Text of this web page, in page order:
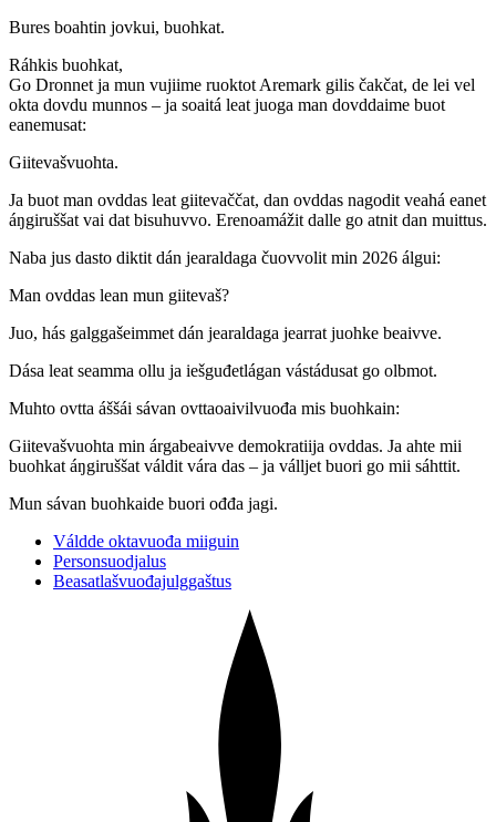
Bures boahtin jovkui, buohkat.
Ráhkis buohkat,
Go Dronnet ja mun vujiime ruoktot Aremark gilis čakčat, de lei vel
okta dovdu munnos – ja soaitá leat juoga man dovddaime buot
eanemusat:
Giitevašvuohta.
Ja buot man ovddas leat giitevaččat, dan ovddas nagodit veahá eanet
áŋgiruššat vai dat bisuhuvvo. Erenoamážit dalle go atnit dan muittus.
Naba jus dasto diktit dán jearaldaga čuovvolit min 2026 álgui:
Man ovddas lean mun giitevaš?
Juo, hás galggašeimmet dán jearaldaga jearrat juohke beaivve.
Dása leat seamma ollu ja iešguđetlágan vástádusat go olbmot.
Muhto ovtta áššái sávan ovttaoaivilvuođa mis buohkain:
Giitevašvuohta min árgabeaivve demokratiija ovddas. Ja ahte mii
buohkat áŋgiruššat váldit vára das – ja válljet buori go mii sáhttit.
Mun sávan buohkaide buori ođđa jagi.
Váldde oktavuođa miiguin
Personsuodjalus
Beasatlašvuođajulggaštus